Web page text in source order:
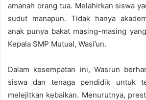
amanah orang tua. Melahirkan siswa
sudut manapun. Tidak hanya
anak punya bakat masing-masing
Kepala SMP Mutual, Wasi’un.
Dalam kesempatan ini, Wasi’un
siswa dan tenaga pendidik untuk
melejitkan kebaikan. Menurutnya,